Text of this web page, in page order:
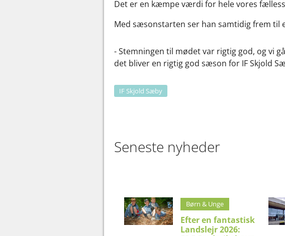
Det er en kæmpe værdi for hele vores
Med sæsonstarten ser han samtidig frem til
- Stemningen til mødet var rigtig god, og vi
det bliver en rigtig god sæson for IF Skjold
IF Skjold Sæby
Seneste nyheder
Børn & Unge
Efter en fantastisk
Landslejr 2026: